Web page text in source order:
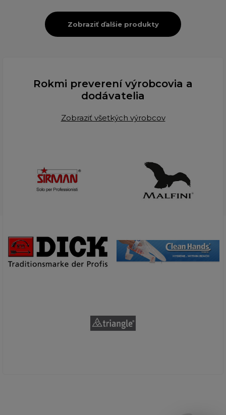
Zobraziť ďalšie produkty
Rokmi preverení výrobcovia a
dodávatelia
Zobraziť všetkých výrobcov